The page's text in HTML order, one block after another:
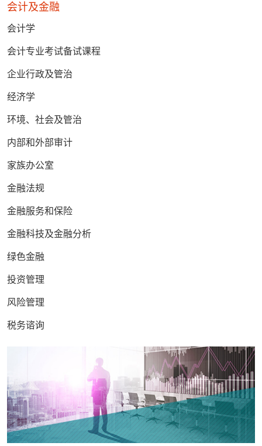
会计及金融
会计学
会计专业考试备试课程
企业行政及管治
经济学
环境、社会及管治
内部和外部审计
家族办公室
金融法规
金融服务和保险
金融科技及金融分析
绿色金融
投资管理
风险管理
税务谘询